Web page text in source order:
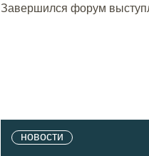
Завершился форум
новости